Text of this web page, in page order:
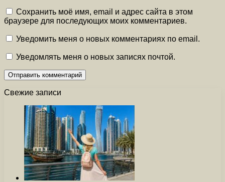
Сохранить моё имя, email и адрес сайта в этом
браузере для последующих моих комментариев.
Уведомить меня о новых комментариях по email.
Уведомлять меня о новых записях почтой.
Свежие записи